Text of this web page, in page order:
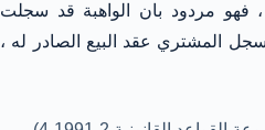
فهو مردود بان الواهبة قد سجلت
المشتري عقد البيع الصادر له ،